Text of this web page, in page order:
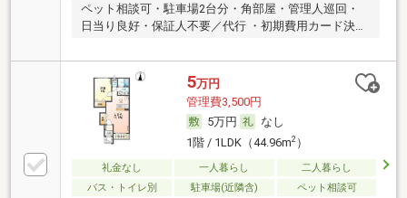
ペット相談可・駐車場2台分・角部屋・管理人巡回・
日当り良好・保証人不要／代行 ・初期費用カード決済
5万円
管理費3,500円
5万円
なし
1階 / 1LDK（44.96m2）
礼金なし 一人暮らし
二人暮らし
バス・トイレ別
駐車場(近隣含) ペット相談可